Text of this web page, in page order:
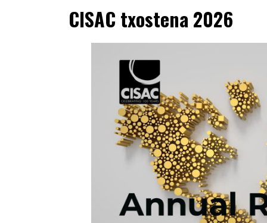
CISAC txostena 2026